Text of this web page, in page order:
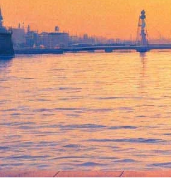
Баргман
после
,18.00